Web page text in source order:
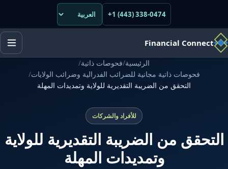
+1 (443) 338-0474
Financial Connect
الرئيسية/فحوصات ذاتية/
فحوصات ذاتية مجانية للضرائب الفدرالية وضرائب الولايات/
التحقق من الضريبة التقديرية للولاية وتمديدات المهلة
للأفراد والشركات
التحقق من الضريبة التقديرية للولاية
وتمديدات المهلة